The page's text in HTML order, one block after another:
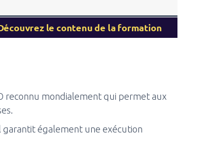
le contenu de la formation
reconnu mondialement qui permet aux
garantit également une exécution